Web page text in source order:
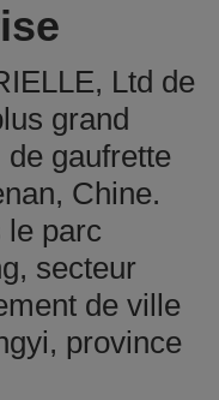
Ltd de
grand
gaufrette
Chine.
le parc
secteur
de ville
province